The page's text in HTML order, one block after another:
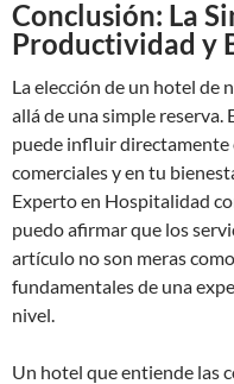
Conclusión: La
Productividad y
La elección de un hotel de
allá de una simple reserva.
puede influir directamente
comerciales y en tu
Experto en Hospitalidad
puedo afirmar que los
artículo no son meras
fundamentales de una
nivel.
Un hotel que entiende las